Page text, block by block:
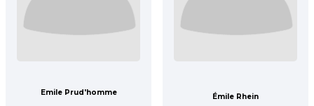
Emile Prud'homme Émile Rhein